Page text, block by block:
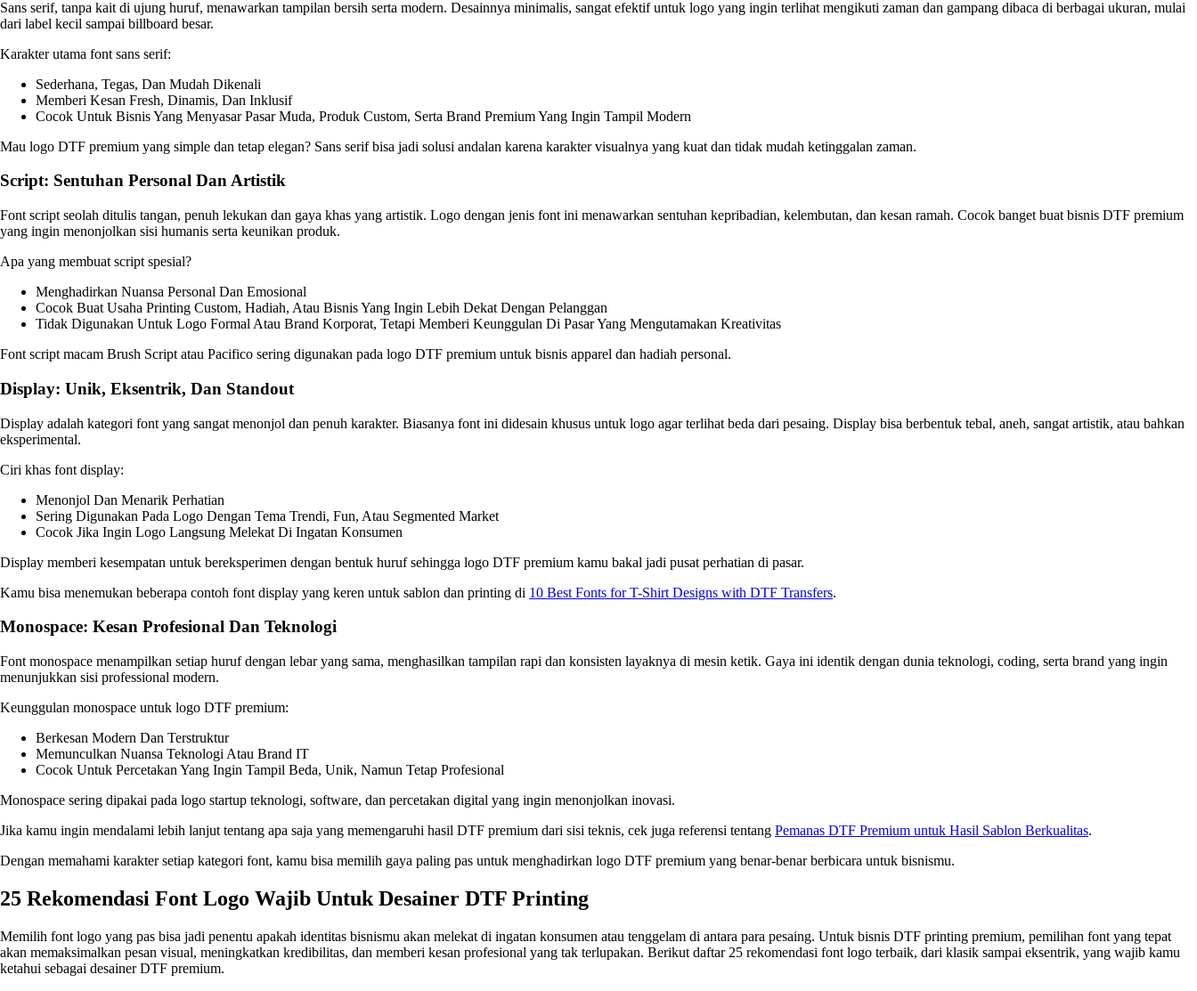
Sans serif, tanpa kait di ujung huruf, menawarkan tampilan bersih serta modern. Desainnya minimalis, sangat efektif untuk logo yang ingin terlihat mengikuti zaman dan gampang dibaca di berbagai ukuran, mulai
dari label kecil sampai billboard besar.
Karakter utama font sans serif:
Sederhana, Tegas, Dan Mudah Dikenali
Memberi Kesan Fresh, Dinamis, Dan Inklusif
Cocok Untuk Bisnis Yang Menyasar Pasar Muda, Produk Custom, Serta Brand Premium Yang Ingin Tampil Modern
Mau logo DTF premium yang simple dan tetap elegan? Sans serif bisa jadi solusi andalan karena karakter visualnya yang kuat dan tidak mudah ketinggalan zaman.
Script: Sentuhan Personal Dan Artistik
Font script seolah ditulis tangan, penuh lekukan dan gaya khas yang artistik. Logo dengan jenis font ini menawarkan sentuhan kepribadian, kelembutan, dan kesan ramah. Cocok banget buat bisnis DTF premium
yang ingin menonjolkan sisi humanis serta keunikan produk.
Apa yang membuat script spesial?
Menghadirkan Nuansa Personal Dan Emosional
Cocok Buat Usaha Printing Custom, Hadiah, Atau Bisnis Yang Ingin Lebih Dekat Dengan Pelanggan
Tidak Digunakan Untuk Logo Formal Atau Brand Korporat, Tetapi Memberi Keunggulan Di Pasar Yang Mengutamakan Kreativitas
Font script macam Brush Script atau Pacifico sering digunakan pada logo DTF premium untuk bisnis apparel dan hadiah personal.
Display: Unik, Eksentrik, Dan Standout
Display adalah kategori font yang sangat menonjol dan penuh karakter. Biasanya font ini didesain khusus untuk logo agar terlihat beda dari pesaing. Display bisa berbentuk tebal, aneh, sangat artistik, atau bahkan
eksperimental.
Ciri khas font display:
Menonjol Dan Menarik Perhatian
Sering Digunakan Pada Logo Dengan Tema Trendi, Fun, Atau Segmented Market
Cocok Jika Ingin Logo Langsung Melekat Di Ingatan Konsumen
Display memberi kesempatan untuk bereksperimen dengan bentuk huruf sehingga logo DTF premium kamu bakal jadi pusat perhatian di pasar.
Kamu bisa menemukan beberapa contoh font display yang keren untuk sablon dan printing di 10 Best Fonts for T-Shirt Designs with DTF Transfers.
Monospace: Kesan Profesional Dan Teknologi
Font monospace menampilkan setiap huruf dengan lebar yang sama, menghasilkan tampilan rapi dan konsisten layaknya di mesin ketik. Gaya ini identik dengan dunia teknologi, coding, serta brand yang ingin
menunjukkan sisi professional modern.
Keunggulan monospace untuk logo DTF premium:
Berkesan Modern Dan Terstruktur
Memunculkan Nuansa Teknologi Atau Brand IT
Cocok Untuk Percetakan Yang Ingin Tampil Beda, Unik, Namun Tetap Profesional
Monospace sering dipakai pada logo startup teknologi, software, dan percetakan digital yang ingin menonjolkan inovasi.
Jika kamu ingin mendalami lebih lanjut tentang apa saja yang memengaruhi hasil DTF premium dari sisi teknis, cek juga referensi tentang Pemanas DTF Premium untuk Hasil Sablon Berkualitas.
Dengan memahami karakter setiap kategori font, kamu bisa memilih gaya paling pas untuk menghadirkan logo DTF premium yang benar-benar berbicara untuk bisnismu.
25 Rekomendasi Font Logo Wajib Untuk Desainer DTF Printing
Memilih font logo yang pas bisa jadi penentu apakah identitas bisnismu akan melekat di ingatan konsumen atau tenggelam di antara para pesaing. Untuk bisnis DTF printing premium, pemilihan font yang tepat
akan memaksimalkan pesan visual, meningkatkan kredibilitas, dan memberi kesan profesional yang tak terlupakan. Berikut daftar 25 rekomendasi font logo terbaik, dari klasik sampai eksentrik, yang wajib kamu
ketahui sebagai desainer DTF premium.